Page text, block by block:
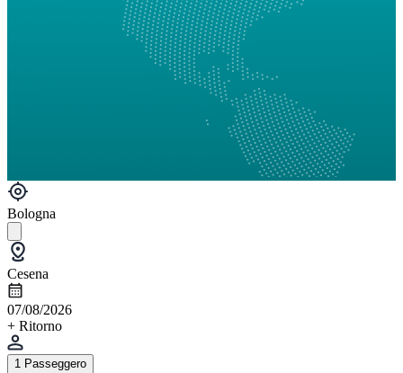
Bologna
Cesena
07/08/2026
+ Ritorno
1 Passeggero